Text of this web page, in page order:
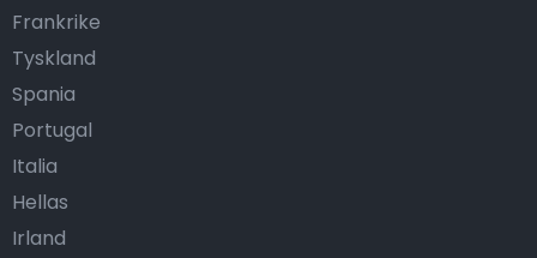
Frankrike
Tyskland
Spania
Portugal
Italia
Hellas
Irland